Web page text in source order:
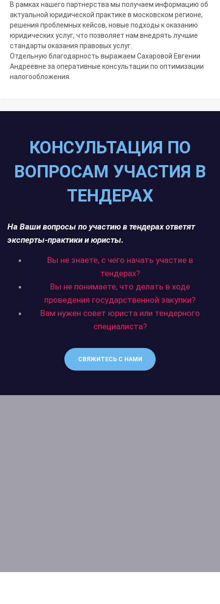
В рамках нашего партнерства мы получаем информацию об
актуальной юридической практике в московском регионе,
решения проблемных кейсов, новые подходы к оказанию
юридических услуг, что позволяет нам внедрять лучшие
стандарты оказания правовых услуг.
Отдельную благодарность выражаем Сахаровой Евгении
Андреевне за оперативные консультации по оптимизации
налогообложения.
КОНСУЛЬТАЦИЯ ПО
ВОПРОСАМ УЧАСТИЯ В
ТЕНДЕРАХ
На Ваши вопросы по участию в тендерах ответят
эксперты-практики и юристы.
Вы не знаете, с чего начать участие в
тендерах?
Вы не понимаете, что делать в ходе
проведения государственной закупки?
Вам нужен совет юриста или тендерного
специалиста?
СВЯЖИТЕСЬ С НАМИ